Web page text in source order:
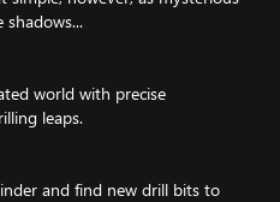
world with precise
leaps.
and find new drill bits to